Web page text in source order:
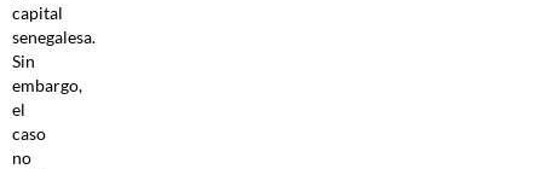
capital
senegalesa.
Sin
embargo,
el
caso
no